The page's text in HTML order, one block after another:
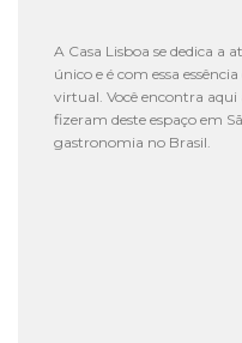
A Casa Lisboa se dedica a
único e é com essa
virtual. Você encontra aqui
fizeram deste espaço em
gastronomia no Brasil.